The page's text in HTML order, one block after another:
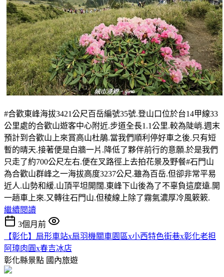
#合歡東峰海拔3421公尺百岳編號35號.登山口位於台14甲線33
公里處的合歡山遊客中心附近.步道全長1.1公里.較為陡峭.週末
預計到合歡山上來賞高山杜鵑.當我們順利停好車之後.只有短
暫的晴天.接著便是白牆一片.降低了夥伴前行的意願.於是我們
只走了約700公尺左右.便在叉路徑上去拍花景及野餐#石門山
為合歡山群峰之一海拔高度3237公尺.雖為百岳.但卻非常平易
近人.山勢和緩.山頂平坦開闊.東峰下山後為了不辜負這麼遠.開
一趟車上來.又轉往石門山.但稜線上除了霧氣濃厚冷風簌簌.
繼續閱讀
3個月前
【彰化】扇形車站x扇羽機關車園區x小西特色街巷x彰化老担
阿璋肉圓x春吉冰店
彰化縣景點 國內旅遊